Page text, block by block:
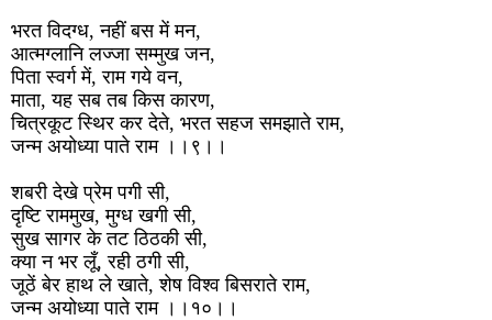
भरत विदग्ध, नहीं बस में मन,
आत्मग्लानि लज्जा सम्मुख जन,
पिता स्वर्ग में, राम गये वन,
माता, यह सब तब किस कारण,
चित्रकूट स्थिर कर देते, भरत सहज समझाते राम,
जन्म अयोध्या पाते राम ।।९।।
शबरी देखे प्रेम पगी सी,
दृष्टि राममुख, मुग्ध खगी सी,
सुख सागर के तट ठिठकी सी,
क्या न भर लूँ, रही ठगी सी,
जूठें बेर हाथ ले खाते, शेष विश्व बिसराते राम,
जन्म अयोध्या पाते राम ।।१०।।